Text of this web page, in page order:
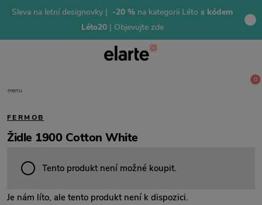
Sleva na letní designovky | -20 % na kategorii Léto s kódem
Léto20 | Objevujte zde
menu
0
FERMOB
Židle 1900 Cotton White
Tento produkt není možné koupit.
Je nám líto, ale tento produkt není k dispozici.